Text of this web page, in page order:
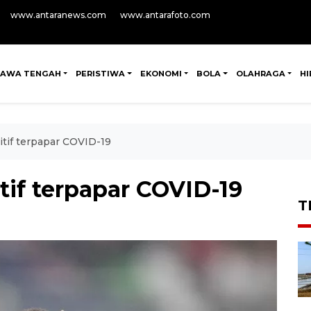
www.antaranews.com www.antarafoto.com
TENGAH PERISTIWA EKONOMI BOLA OLAHRAGA
terpapar COVID-19
terpapar COVID-19